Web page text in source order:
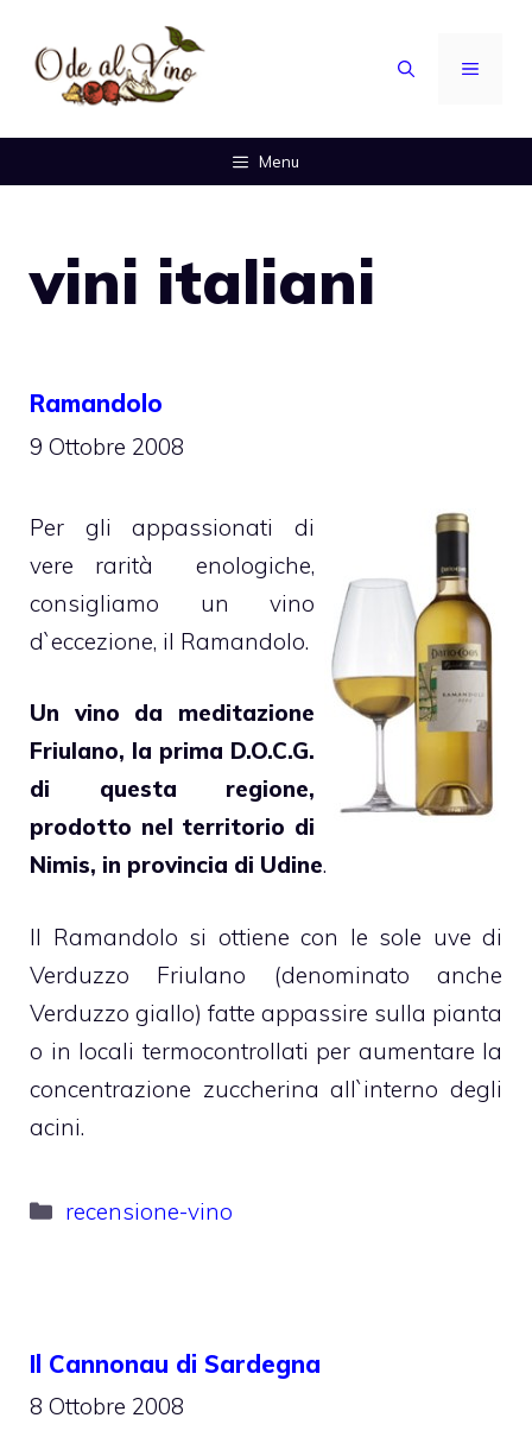
contenuto
MENU
Menu
vini italiani
Ramandolo
9 Ottobre 2008
Per gli appassionati di
vere rarità enologiche,
consigliamo un vino
d`eccezione, il Ramandolo.
Un vino da meditazione
Friulano, la prima D.O.C.G.
di questa regione,
prodotto nel territorio di
Nimis, in provincia di Udine.
Il Ramandolo si ottiene con le sole uve di
Verduzzo Friulano (denominato anche
Verduzzo giallo) fatte appassire sulla pianta
o in locali termocontrollati per aumentare la
concentrazione zuccherina all`interno degli
acini.
Categorie
recensione-vino
Il Cannonau di Sardegna
8 Ottobre 2008